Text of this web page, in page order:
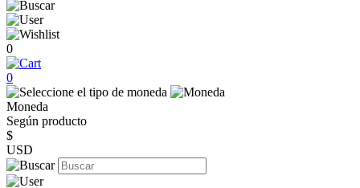
0
0
Moneda
Según producto
$
USD